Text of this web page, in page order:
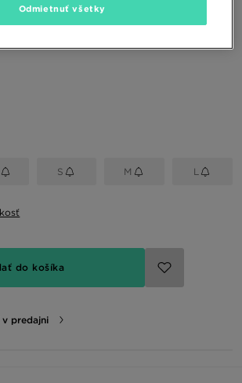
VICENTE JOG CRM
S M L
do košíka
predajni
Odmietnuť všetky